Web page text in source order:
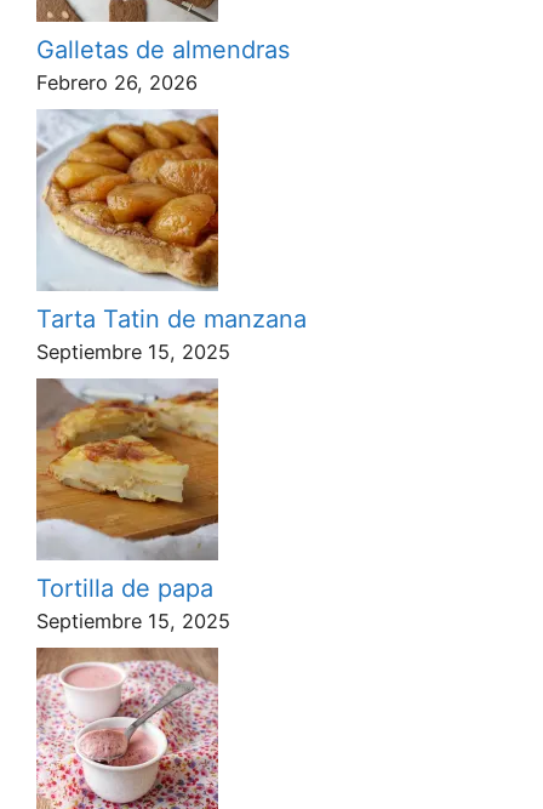
Galletas de almendras
Febrero 26, 2026
Tarta Tatin de manzana
Septiembre 15, 2025
Tortilla de papa
Septiembre 15, 2025